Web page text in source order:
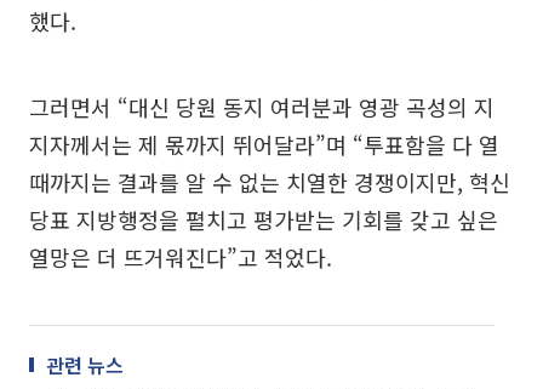
했다.
그러면서 “대신 당원 동지 여러분과 영광 곡성의 지
지자께서는 제 몫까지 뛰어달라”며 “투표함을 다 열
때까지는 결과를 알 수 없는 치열한 경쟁이지만, 혁신
당표 지방행정을 펼치고 평가받는 기회를 갖고 싶은
열망은 더 뜨거워진다”고 적었다.
관련 뉴스